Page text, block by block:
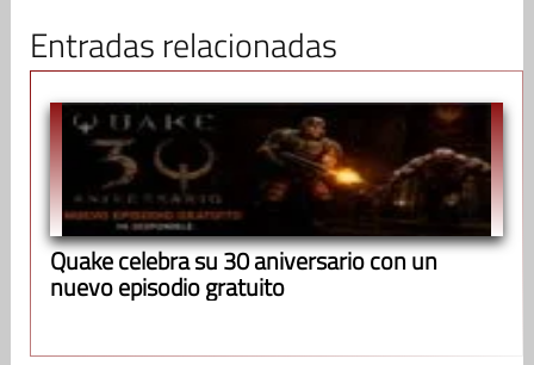
Entradas relacionadas
Quake celebra su 30 aniversario con un
nuevo episodio gratuito